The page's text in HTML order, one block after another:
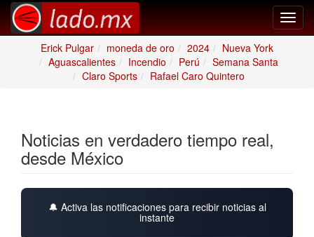
Erick Pulgar
moneda de oro 2024
Nueva York
Aguascalientes
Incendio Perú
Semana Santa
Claro Sports
Rafael Caro Quintero
Noticias en verdadero tiempo real,
desde México
🔔 Activa las notificaciones para recibir noticias al
instante